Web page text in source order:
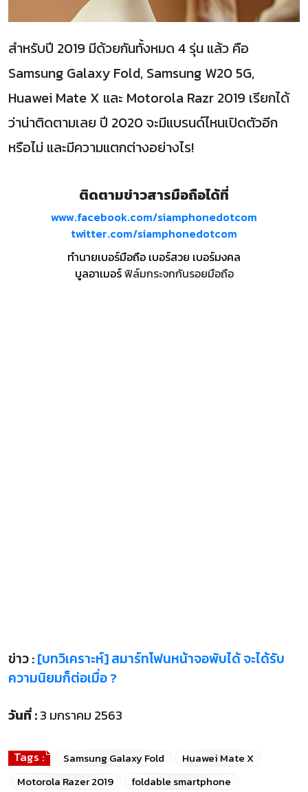
สำหรับปี 2019 มีด้วยกันทั้งหมด 4 รุ่น แล้ว คือ
Samsung Galaxy Fold, Samsung W20 5G,
Huawei Mate X และ Motorola Razr 2019 เรียกได้
ว่าน่าติดตามเลย ปี 2020 จะมีแบรนด์ไหนเปิดตัวอีก
หรือไม่ และมีความแตกต่างอย่างไร!
ติดตามข่าวสารมือถือได้ที่
www.facebook.com/siamphonedotcom
twitter.com/siamphonedotcom
ทำนายเบอร์มือถือ เบอร์สวย เบอร์มงคล
บูลอาเมอร์ฟิล์มกระจกกันรอยมือถือ
ข่าว :[บทวิเคราะห์] สมาร์ทโฟนหน้าจอพับได้ จะได้รับ
ความนิยมก็ต่อเมื่อ ?
วันที่ :3 มกราคม 2563
Tags : Samsung Galaxy Fold
Huawei Mate X
Motorola Razer 2019
foldable smartphone